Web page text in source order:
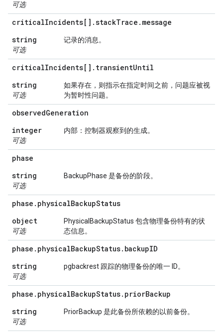
可选
criticalIncidents[] .stackTrace . message
string
可选
记录的消息。
criticalIncidents[] . transientUntil
string
可选
如果存在，则指示在指定时间之前，问题应被视
为暂时性问题。
observedGeneration
integer
可选
内部：控制器观察到的生成。
phase
string
可选
BackupPhase 是备份的阶段。
phase . physicalBackupStatus
object
可选
PhysicalBackupStatus 包含物理备份特有的状
态信息。
phase . physicalBackupStatus. backupID
string
可选
pgbackrest 跟踪的物理备份的唯一 ID。
phase . physicalBackupStatus. priorBackup
string
可选
PriorBackup 是此备份所依赖的以前备份。